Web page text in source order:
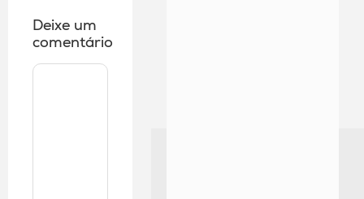
Deixe um
comentário